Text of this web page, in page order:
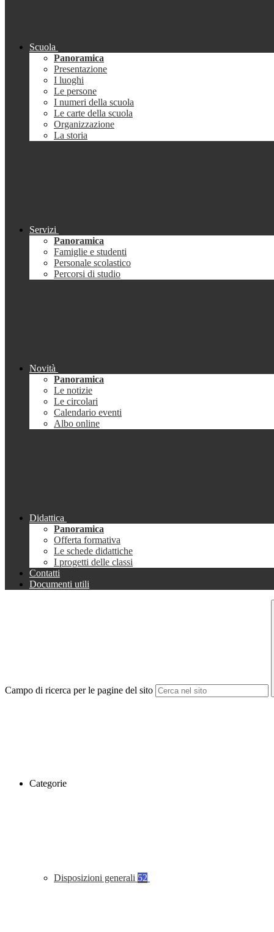
Scuola
Panoramica
Presentazione
I luoghi
Le persone
I numeri della scuola
Le carte della scuola
Organizzazione
La storia
Servizi
Panoramica
Famiglie e studenti
Personale scolastico
Percorsi di studio
Novità
Panoramica
Le notizie
Le circolari
Calendario eventi
Albo online
Didattica
Panoramica
Offerta formativa
Le schede didattiche
I progetti delle classi
Contatti
Documenti utili
Campo di ricerca per le pagine del sito
Categorie
Disposizioni generali 52